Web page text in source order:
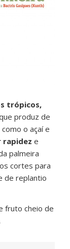
trópicos,
produz de
como o açaí e
rapidez e
palmeira
cortes para
de replantio
fruto cheio de